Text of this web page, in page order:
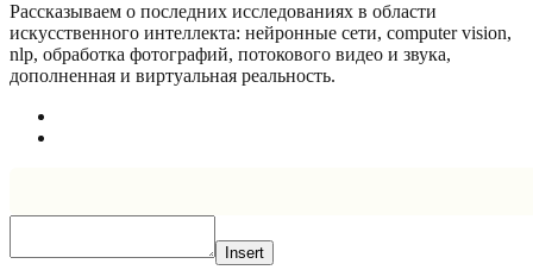
Рассказываем о последних исследованиях в области
искусcтвенного интеллекта: нейронные сети, computer vision,
nlp, обработка фотографий, потокового видео и звука,
дополненная и виртуальная реальность.
Insert